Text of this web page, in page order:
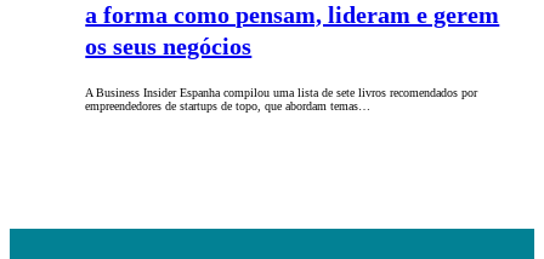
a forma como pensam, lideram e gerem
os seus negócios
A Business Insider Espanha compilou uma lista de sete livros recomendados por
empreendedores de startups de topo, que abordam temas…